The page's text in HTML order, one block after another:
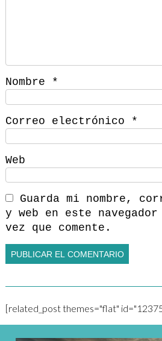
Nombre *
Correo electrónico *
Web
Guarda mi nombre,
y web en este
vez que comente.
[related_post themes="flat"